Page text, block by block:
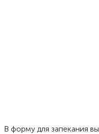
В форму для запекания